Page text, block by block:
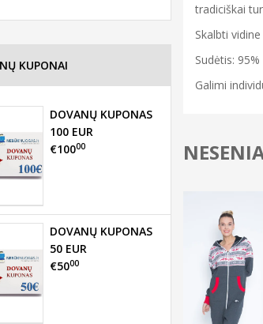
tradiciškai
Skalbti
Sudėtis:
Galimi
KUPONAI
DOVANŲ KUPONAS
100 EUR
€10000
DOVANŲ KUPONAS
50 EUR
€5000